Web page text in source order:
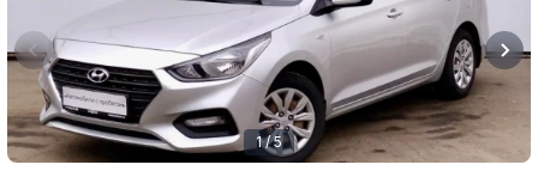
1 / 5